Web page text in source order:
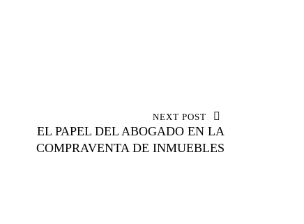
NEXT POST
EL PAPEL DEL ABOGADO EN LA
COMPRAVENTA DE INMUEBLES